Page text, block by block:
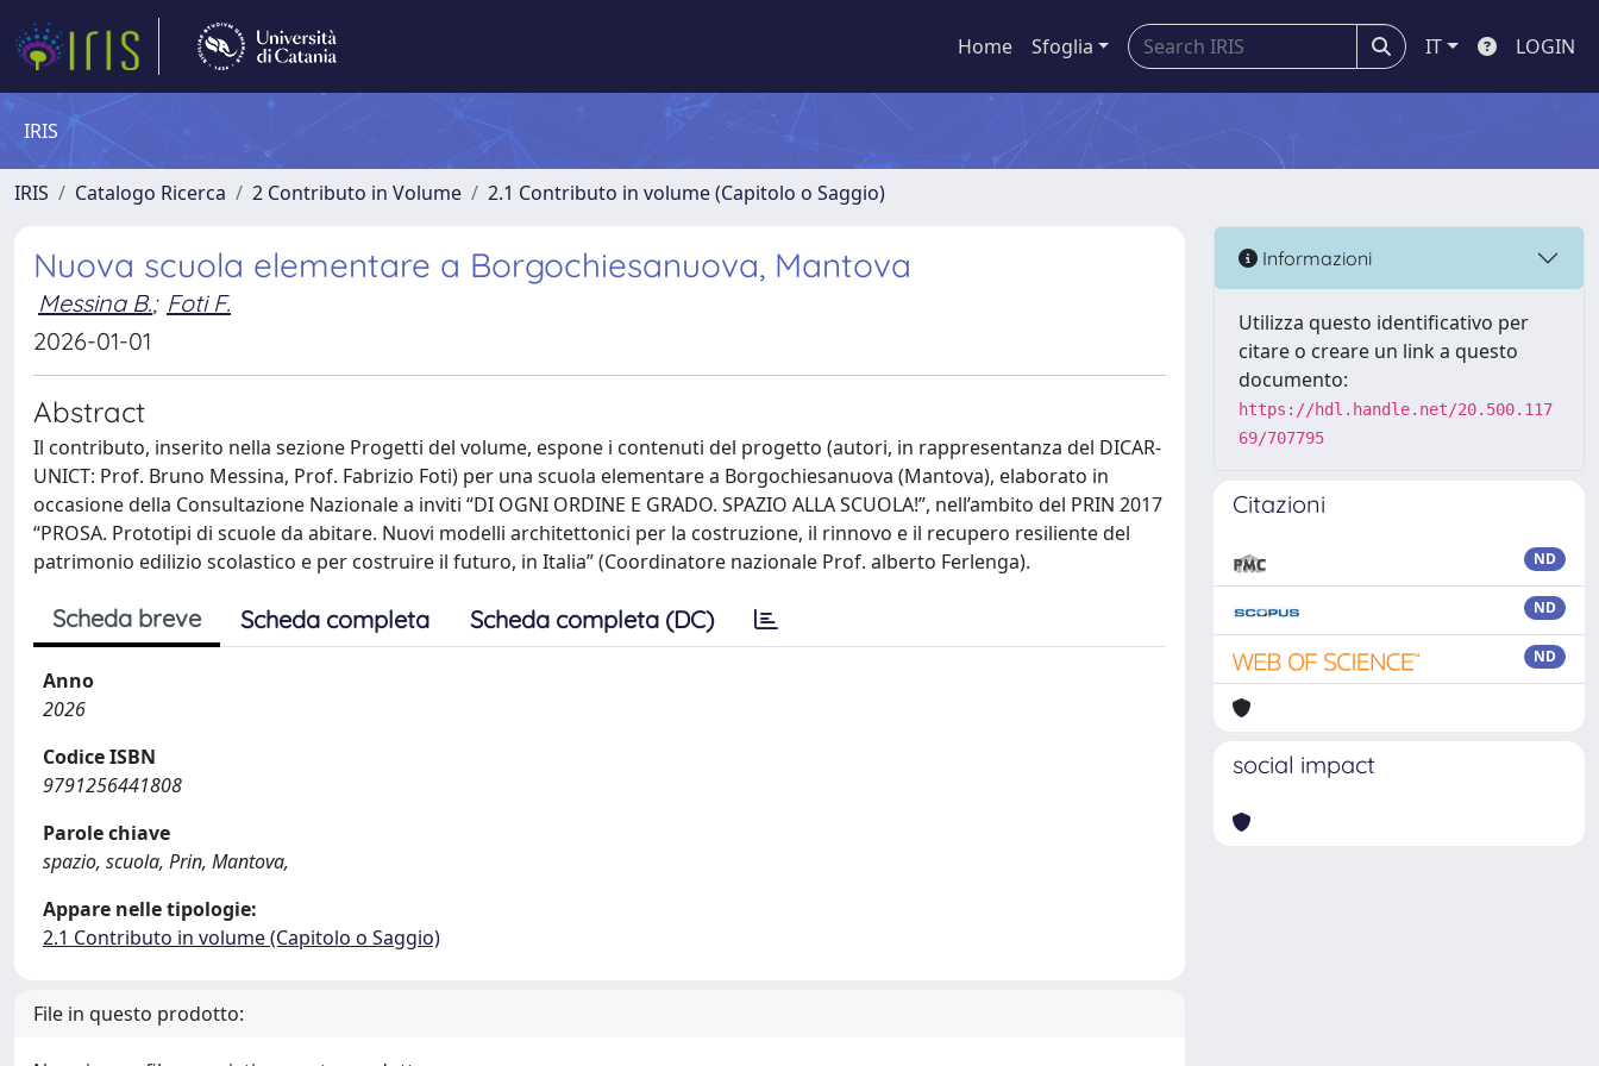
Home Sfoglia IT LOGIN
IRIS
IRIS Catalogo Ricerca 2 Contributo in Volume 2.1 Contributo in volume (Capitolo o Saggio)
Nuova scuola elementare a Borgochiesanuova, Mantova
Messina B.; Foti F.
2026-01-01
Abstract
Il contributo, inserito nella sezione Progetti del volume, espone i contenuti del progetto (autori, in rappresentanza del DICAR-
UNICT: Prof. Bruno Messina, Prof. Fabrizio Foti) per una scuola elementare a Borgochiesanuova (Mantova), elaborato in
occasione della Consultazione Nazionale a inviti “DI OGNI ORDINE E GRADO. SPAZIO ALLA SCUOLA!”, nell’ambito del PRIN 2017
“PROSA. Prototipi di scuole da abitare. Nuovi modelli architettonici per la costruzione, il rinnovo e il recupero resiliente del
patrimonio edilizio scolastico e per costruire il futuro, in Italia” (Coordinatore nazionale Prof. alberto Ferlenga).
Scheda breve Scheda completa Scheda completa (DC)
Anno
2026
Codice ISBN
9791256441808
Parole chiave
spazio, scuola, Prin, Mantova,
Appare nelle tipologie:
2.1 Contributo in volume (Capitolo o Saggio)
File in questo prodotto:
Informazioni
Utilizza questo identificativo per
citare o creare un link a questo
documento:
https://hdl.handle.net/20.500.117
69/707795
Citazioni
ND
ND
ND
social impact